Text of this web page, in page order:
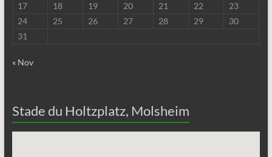
17
18 19 20 21 22
23
24
25 26 27 28 29
30
31
« Nov
Stade du Holtzplatz, Molsheim